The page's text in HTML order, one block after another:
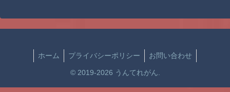
ホーム プライバシーポリシー お問い合わせ
© 2019-2026 うんてれがん.